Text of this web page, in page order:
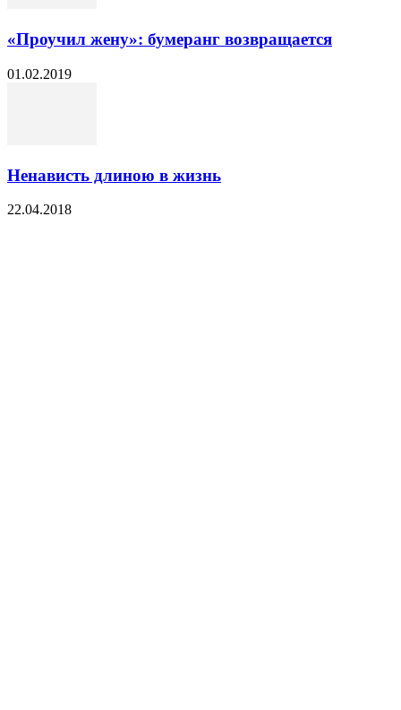
«Проучил жену»: бумеранг возвращается
01.02.2019
Ненависть длиною в жизнь
22.04.2018